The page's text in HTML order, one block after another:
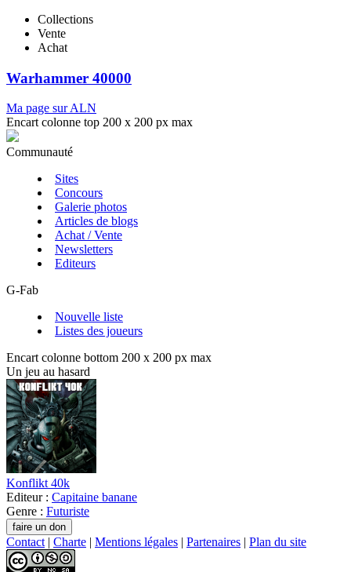
Collections
Vente
Achat
Warhammer 40000
Ma page sur ALN
Encart colonne top 200 x 200 px max
Communauté
Sites
Concours
Galerie photos
Articles de blogs
Achat / Vente
Newsletters
Editeurs
G-Fab
Nouvelle liste
Listes des joueurs
Encart colonne bottom 200 x 200 px max
Un jeu au hasard
Konflikt 40k
Editeur : Capitaine banane
Genre : Futuriste
Contact | Charte | Mentions légales | Partenaires | Plan du site